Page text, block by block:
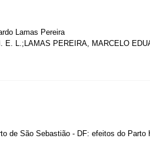
Lamas Pereira
E. L.;LAMAS PEREIRA, MARCELO
de São Sebastião - DF: efeitos do